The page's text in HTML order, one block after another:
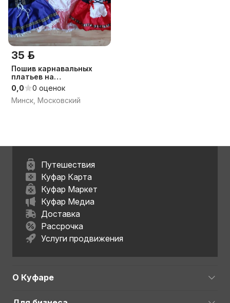
35 р.
Пошив карнавальных
платьев на
Октоберфест
0,0
0 оценок
Минск, Московский
Путешествия
Куфар Карта
Куфар Маркет
Куфар Медиа
Доставка
Рассрочка
Услуги продвижения
О Куфаре